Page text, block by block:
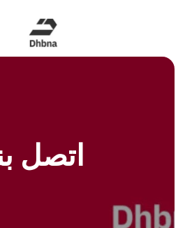
اتصل